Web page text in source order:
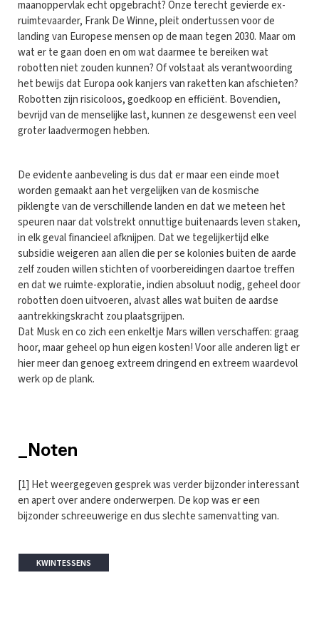
maanoppervlak echt opgebracht? Onze terecht gevierde ex-
ruimtevaarder, Frank De Winne, pleit ondertussen voor de
landing van Europese mensen op de maan tegen 2030. Maar om
wat er te gaan doen en om wat daarmee te bereiken wat
robotten niet zouden kunnen? Of volstaat als verantwoording
het bewijs dat Europa ook kanjers van raketten kan afschieten?
Robotten zijn risicoloos, goedkoop en efficiënt. Bovendien,
bevrijd van de menselijke last, kunnen ze desgewenst een veel
groter laadvermogen hebben.
De evidente aanbeveling is dus dat er maar een einde moet
worden gemaakt aan het vergelijken van de kosmische
piklengte van de verschillende landen en dat we meteen het
speuren naar dat volstrekt onnuttige buitenaards leven staken,
in elk geval financieel afknijpen. Dat we tegelijkertijd elke
subsidie weigeren aan allen die per se kolonies buiten de aarde
zelf zouden willen stichten of voorbereidingen daartoe treffen
en dat we ruimte-exploratie, indien absoluut nodig, geheel door
robotten doen uitvoeren, alvast alles wat buiten de aardse
aantrekkingskracht zou plaatsgrijpen.
Dat Musk en co zich een enkeltje Mars willen verschaffen: graag
hoor, maar geheel op hun eigen kosten! Voor alle anderen ligt er
hier meer dan genoeg extreem dringend en extreem waardevol
werk op de plank.
_Noten
[1] Het weergegeven gesprek was verder bijzonder interessant
en apert over andere onderwerpen. De kop was er een
bijzonder schreeuwerige en dus slechte samenvatting van.
KWINTESSENS